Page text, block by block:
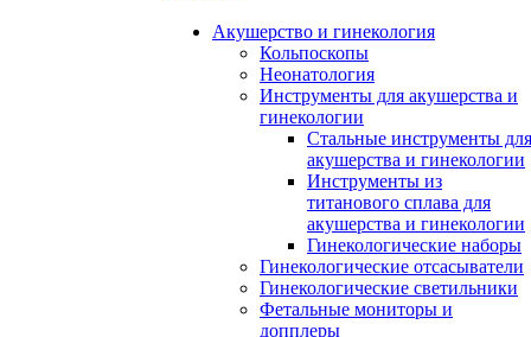
Акушерство и гинекология
Кольпоскопы
Неонатология
Инструменты для акушерства и
гинекологии
Стальные инструменты для
акушерства и гинекологии
Инструменты из
титанового сплава для
акушерства и гинекологии
Гинекологические наборы
Гинекологические отсасыватели
Гинекологические светильники
Фетальные мониторы и
допплеры